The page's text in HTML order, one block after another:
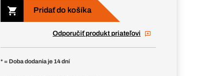
Pridať do košíka
Odporučiť produkt priateľovi
* = Doba dodania je 14 dní